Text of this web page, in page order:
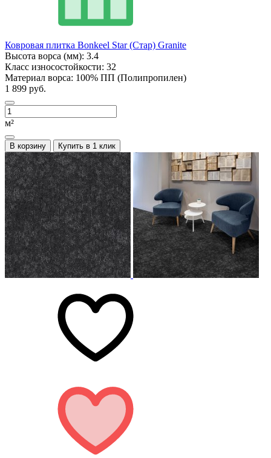
Ковровая плитка Bonkeel Star (Стар) Granite
Высота ворса (мм): 3.4
Класс износостойкости: 32
Материал ворса: 100% ПП (Полипропилен)
1 899 руб.
м²
В корзину Купить в 1 клик